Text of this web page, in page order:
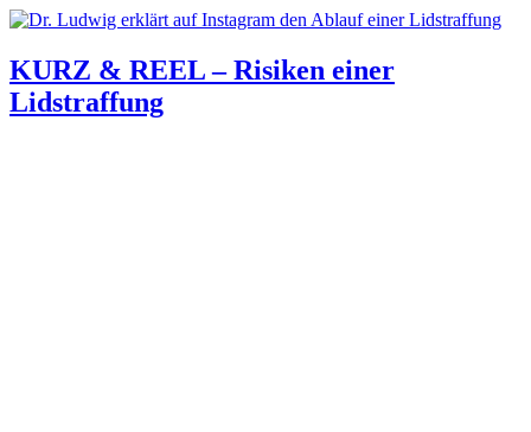
KURZ & REEL – Risiken einer
Lidstraffung